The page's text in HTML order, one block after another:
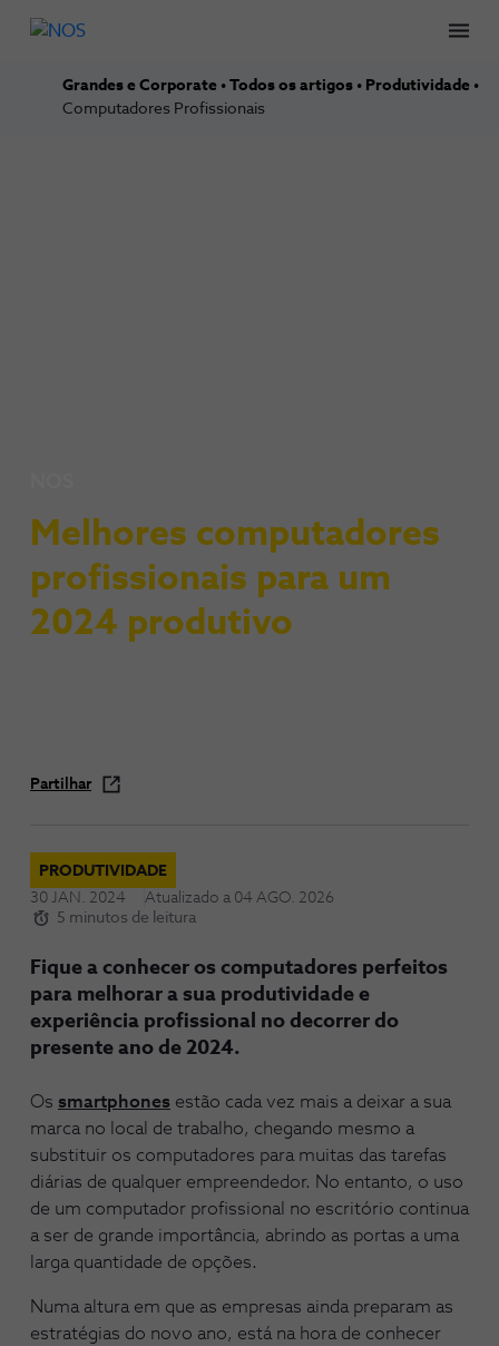
Grandes e Corporate Todos os artigos
Produtividade
Computadores Profissionais
Melhores computadores
profissionais para um
2024 produtivo
Partilhar
PRODUTIVIDADE
30 JAN. 2024
Atualizado a 04 AGO. 2026
5 minutos de leitura
Fique a conhecer os computadores perfeitos
para melhorar a sua produtividade e
experiência profissional no decorrer do
presente ano de 2024.
Os smartphones estão cada vez mais a deixar a sua
marca no local de trabalho, chegando mesmo a
substituir os computadores para muitas das tarefas
diárias de qualquer empreendedor. No entanto, o uso
de um computador profissional no escritório continua
a ser de grande importância, abrindo as portas a uma
larga quantidade de opções.
Numa altura em que as empresas ainda preparam as
estratégias do novo ano, está na hora de conhecer